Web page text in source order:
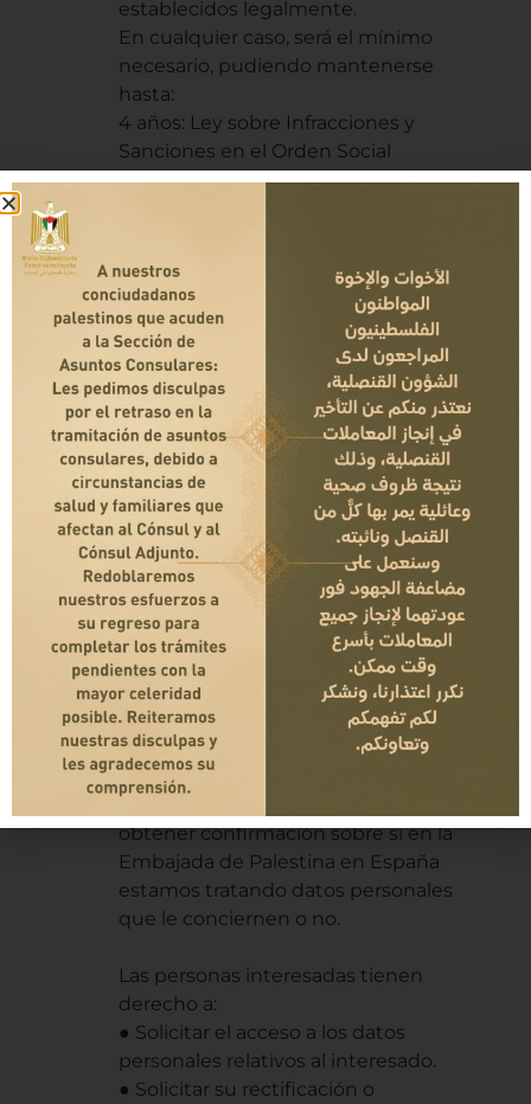
establecidos legalmente.
En cualquier caso, será el mínimo
necesario, pudiendo mantenerse
hasta:
4 años: Ley sobre Infracciones y
Sanciones en el Orden Social
(obligaciones en materia de
General Tributaria (libros de
contabilidad…).
5 años: Art. 1964 del Código Civil
(acciones personales sin plazo
especial).
6 años: Art. 30 del Código de
Comercio (libros de contabilidad,
facturas…).
10 años: Art. 25 de la Ley de
Prevención del Blanqueo de
Capitales y Financiación del
Terrorismo.
Datos de los suscriptores: Desde
que el usuario se suscribe hasta
que se da de baja.
.¿Cuáles son tus derechos en lo
que concierne al uso de tus
datos?
Cualquier persona tiene derecho a
obtener confirmación sobre si en la
Embajada de Palestina en España
estamos tratando datos personales
que le conciernen o no.
Las personas interesadas tienen
derecho a:
● Solicitar el acceso a los datos
personales relativos al interesado.
● Solicitar su rectificación o